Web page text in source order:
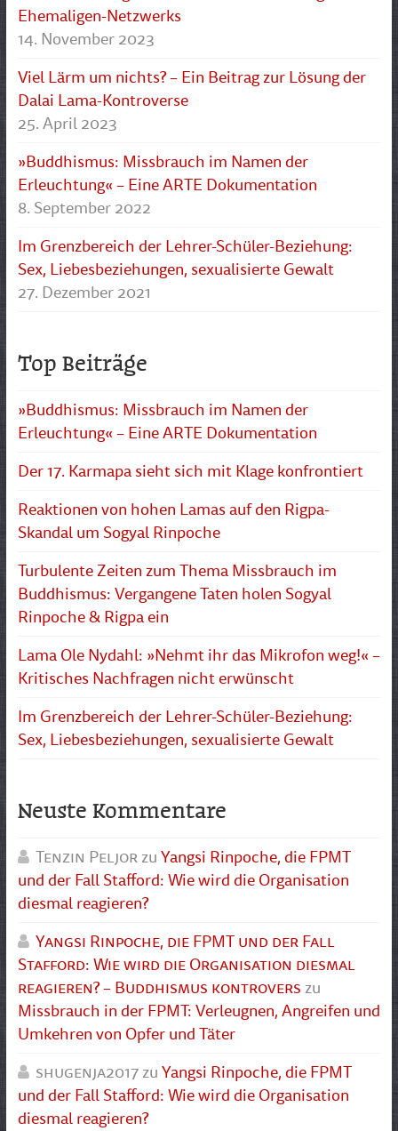
Ehemaligen-Netzwerks
14. November 2023
Viel Lärm um nichts? – Ein Beitrag zur Lösung der
Dalai Lama-Kontroverse
25. April 2023
»Buddhismus: Missbrauch im Namen der
Erleuchtung« – Eine ARTE Dokumentation
8. September 2022
Im Grenzbereich der Lehrer-Schüler-Beziehung:
Sex, Liebesbeziehungen, sexualisierte Gewalt
27. Dezember 2021
Top Beiträge
»Buddhismus: Missbrauch im Namen der
Erleuchtung« – Eine ARTE Dokumentation
Der 17. Karmapa sieht sich mit Klage konfrontiert
Reaktionen von hohen Lamas auf den Rigpa-
Skandal um Sogyal Rinpoche
Turbulente Zeiten zum Thema Missbrauch im
Buddhismus: Vergangene Taten holen Sogyal
Rinpoche & Rigpa ein
Lama Ole Nydahl: »Nehmt ihr das Mikrofon weg!« –
Kritisches Nachfragen nicht erwünscht
Im Grenzbereich der Lehrer-Schüler-Beziehung:
Sex, Liebesbeziehungen, sexualisierte Gewalt
Neuste Kommentare
Tenzin PeljorzuYangsi Rinpoche, die FPMT
und der Fall Stafford: Wie wird die Organisation
diesmal reagieren?
Yangsi Rinpoche, die FPMT und der Fall
Stafford: Wie wird die Organisation diesmal
reagieren? – Buddhismus kontrovers zu
Missbrauch in der FPMT: Verleugnen, Angreifen und
Umkehren von Opfer und Täter
shugenja2017zuYangsi Rinpoche, die FPMT
und der Fall Stafford: Wie wird die Organisation
diesmal reagieren?